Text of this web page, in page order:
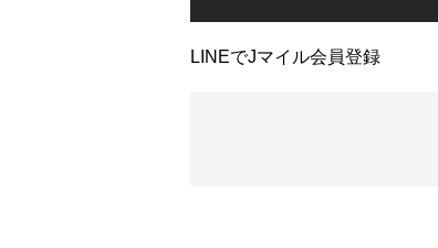
LINEでJマイル会員登録